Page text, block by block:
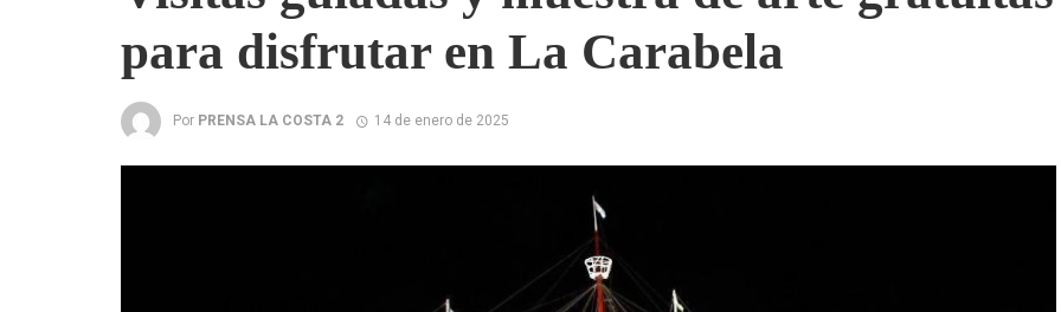
para disfrutar en La Carabela
Por PRENSA LA COSTA 2 14 de enero de 2025